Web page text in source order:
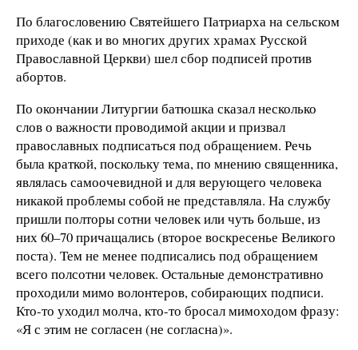
По благословению Святейшего Патриарха на сельском
приходе (как и во многих других храмах Русской
Православной Церкви) шел сбор подписей против
абортов.
По окончании Литургии батюшка сказал несколько
слов о важности проводимой акции и призвал
православных подписаться под обращением. Речь
была краткой, поскольку тема, по мнению священника,
являлась самоочевидной и для верующего человека
никакой проблемы собой не представляла. На службу
пришли полторы сотни человек или чуть больше, из
них 60–70 причащались (второе воскресенье Великого
поста). Тем не менее подписались под обращением
всего полсотни человек. Остальные демонстративно
проходили мимо волонтеров, собирающих подписи.
Кто-то уходил молча, кто-то бросал мимоходом фразу:
«Я с этим не согласен (не согласна)».